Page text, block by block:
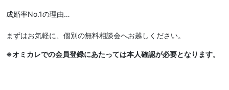
成婚率No.1の理由…
まずはお気軽に、個別の無料相談会へお越しください。
※オミカレでの会員登録にあたっては本人確認が必要となります。